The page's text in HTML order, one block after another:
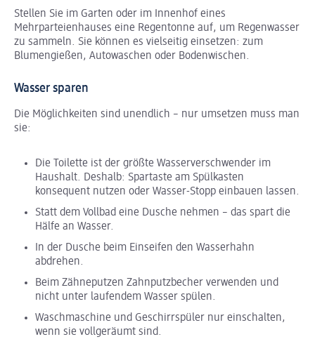
Stellen Sie im Garten oder im Innenhof eines
Mehrparteienhauses eine Regentonne auf, um Regenwasser
zu sammeln. Sie können es vielseitig einsetzen: zum
Blumengießen, Autowaschen oder Bodenwischen.
Wasser sparen
Die Möglichkeiten sind unendlich – nur umsetzen muss man
sie:
Die Toilette ist der größte Wasserverschwender im
Haushalt. Deshalb: Spartaste am Spülkasten
konsequent nutzen oder Wasser-Stopp einbauen lassen.
Statt dem Vollbad eine Dusche nehmen – das spart die
Hälfe an Wasser.
In der Dusche beim Einseifen den Wasserhahn
abdrehen.
Beim Zähneputzen Zahnputzbecher verwenden und
nicht unter laufendem Wasser spülen.
Waschmaschine und Geschirrspüler nur einschalten,
wenn sie vollgeräumt sind.